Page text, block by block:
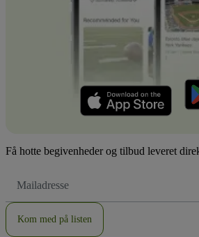
Få hotte begivenheder og tilbud leveret
adresse
Kom med på listen